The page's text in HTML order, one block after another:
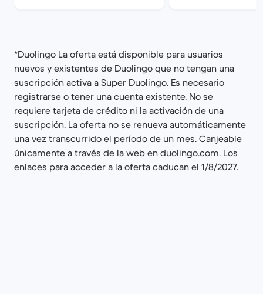
*Duolingo La oferta está disponible para usuarios
nuevos y existentes de Duolingo que no tengan una
suscripción activa a Super Duolingo. Es necesario
registrarse o tener una cuenta existente. No se
requiere tarjeta de crédito ni la activación de una
suscripción. La oferta no se renueva automáticamente
una vez transcurrido el período de un mes. Canjeable
únicamente a través de la web en duolingo.com. Los
enlaces para acceder a la oferta caducan el 1/8/2027.